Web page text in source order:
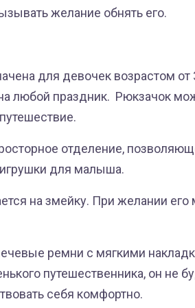
желание обнять его.
для девочек возрастом от
любой праздник. Рюкзачок
отделение,
для малыша.
на змейку. При желании его
ремни с мягкими
путешественника, он не
себя комфортно.